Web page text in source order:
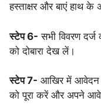
हस्ताक्षर और बाएं हाथ
स्टेप 6- सभी विवरण
को दोबारा देख लें।
स्टेप 7- आखिर में आवेदन
को पूरा करें और अपने